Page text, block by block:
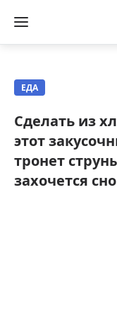
ЕДА
Сделать из
этот
тронет
захочется